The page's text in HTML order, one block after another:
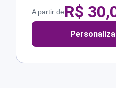
A partir deR$